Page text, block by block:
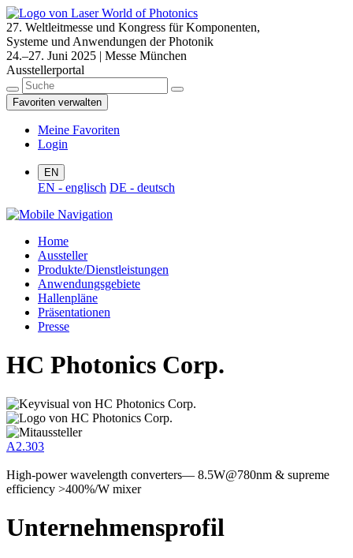
27. Weltleitmesse und Kongress für Komponenten,
Systeme und Anwendungen der Photonik
24.–27. Juni 2025 | Messe München
Ausstellerportal
Favoriten verwalten
Meine Favoriten
Login
EN
EN - englisch DE - deutsch
Home
Aussteller
Produkte/Dienstleistungen
Anwendungsgebiete
Hallenpläne
Präsentationen
Presse
HC Photonics Corp.
A2.303
High-power wavelength converters— 8.5W@780nm & supreme
efficiency >400%/W mixer
Unternehmensprofil